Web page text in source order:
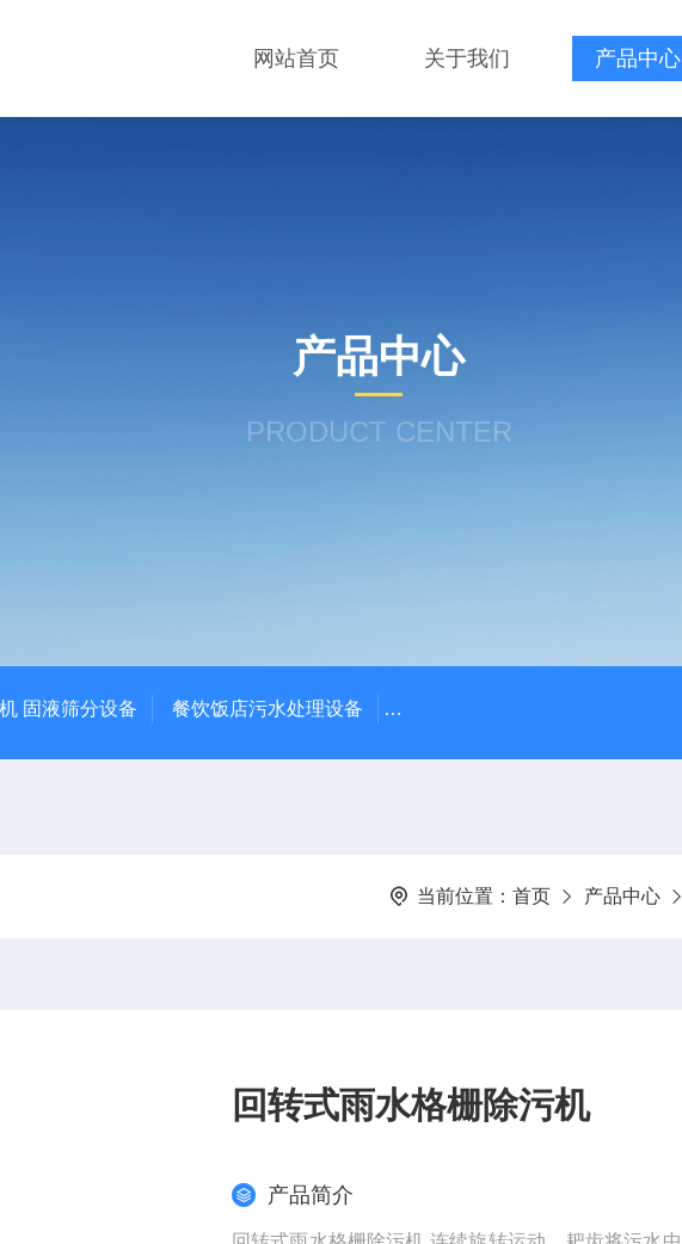
网站首页 关于我们 产品中心
产品中心
PRODUCT CENTER
固液筛分设备 餐饮饭店污水处理设备 高密度沉淀池中心传动刮泥机
当前位置： 首页 产品中心
回转式雨水格栅除污机
产品简介